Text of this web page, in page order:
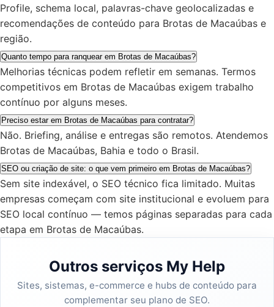
Profile, schema local, palavras-chave geolocalizadas e
recomendações de conteúdo para Brotas de Macaúbas e
região.
Quanto tempo para ranquear em Brotas de Macaúbas?
Melhorias técnicas podem refletir em semanas. Termos
competitivos em Brotas de Macaúbas exigem trabalho
contínuo por alguns meses.
Preciso estar em Brotas de Macaúbas para contratar?
Não. Briefing, análise e entregas são remotos. Atendemos
Brotas de Macaúbas, Bahia e todo o Brasil.
SEO ou criação de site: o que vem primeiro em Brotas de Macaúbas?
Sem site indexável, o SEO técnico fica limitado. Muitas
empresas começam com site institucional e evoluem para
SEO local contínuo — temos páginas separadas para cada
etapa em Brotas de Macaúbas.
Outros serviços My Help
Sites, sistemas, e-commerce e hubs de conteúdo para
complementar seu plano de SEO.